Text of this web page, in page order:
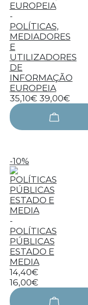
-
POLÍTICAS,
MEDIADORES
E
UTILIZADORES
DE
INFORMAÇÃO
EUROPEIA
35,10€ 39,00€
-10%
-
POLÍTICAS
PÚBLICAS
ESTADO E
MEDIA
14,40€
16,00€